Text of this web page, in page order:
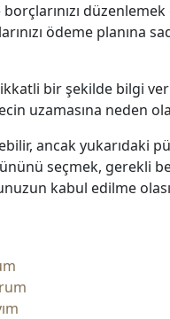
ödeme planına
bir şekilde bilgi
uzamasına neden
ancak yukarıdaki
seçmek, gerekli
kabul edilme